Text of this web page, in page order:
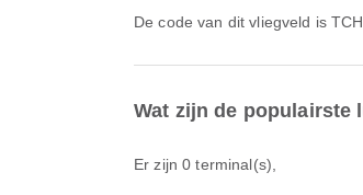
De code van dit vliegveld is
Wat zijn de populairste
Er zijn 0 terminal(s),